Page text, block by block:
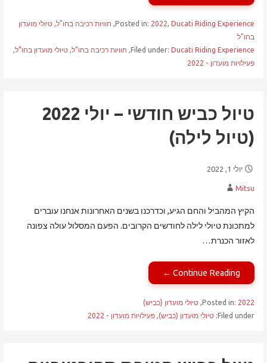
Posted in: 2022,Ducati Riding Experience
, חוויות רכיבה בחו"ל, טיולי מועדון
בחו"ל
Filed under:Ducati Riding Experience
, חוויות רכיבה בחו"ל, טיולי מועדון בחו"ל,
פעילויות מועדון - 2022
טיול כביש חודשי – יולי 2022
(טיול לילה)
יולי 1, 2022
Mitsu
הקיץ המהביל והחם הגיע, וכדרכנו בשנים האחרונות אנחנו עוברים
למתכונת טיולי לילה לחודשים הקרובים. הפעם המסלול עולה צפונה
לאזור הכנרת…
Continue Reading ←
Posted in: 2022
, טיולי מועדון (כביש)
Filed under: טיולי מועדון (כביש), פעילויות מועדון - 2022